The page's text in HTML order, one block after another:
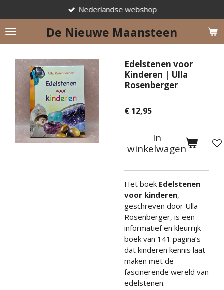
direct
naar
de
De Nieuwe Maansteen
Nederlandse webshop
Edelstenen voor
Kinderen | Ulla
Rosenberger
€ 12,95
In
winkelwagen
Het boek Edelstenen
voor kinderen,
geschreven door Ulla
Rosenberger, is een
informatief en kleurrijk
boek van 141 pagina’s
dat kinderen kennis laat
maken met de
fascinerende wereld van
edelstenen.